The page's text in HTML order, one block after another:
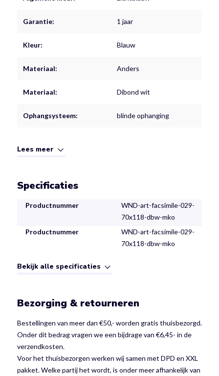
Garantie: 1 jaar
Kleur: Blauw
Materiaal: Anders
Materiaal: Dibond wit
Ophangsysteem: blinde ophanging
Lees meer
Specificaties
Productnummer
WND-art-facsimile-029-
70x118-dbw-mko
Productnummer
WND-art-facsimile-029-
70x118-dbw-mko
Bekijk alle specificaties
Bezorging & retourneren
Bestellingen van meer dan €50,- worden gratis thuisbezorgd.
Onder dit bedrag vragen we een bijdrage van €6,45- in de
verzendkosten.
Voor het thuisbezorgen werken wij samen met DPD en XXL
pakket. Welke partij het wordt, is onder meer afhankelijk van